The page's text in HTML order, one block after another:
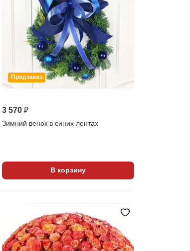
Предзаказ
3 570 ₽
Зимний венок в синих лентах
В корзину